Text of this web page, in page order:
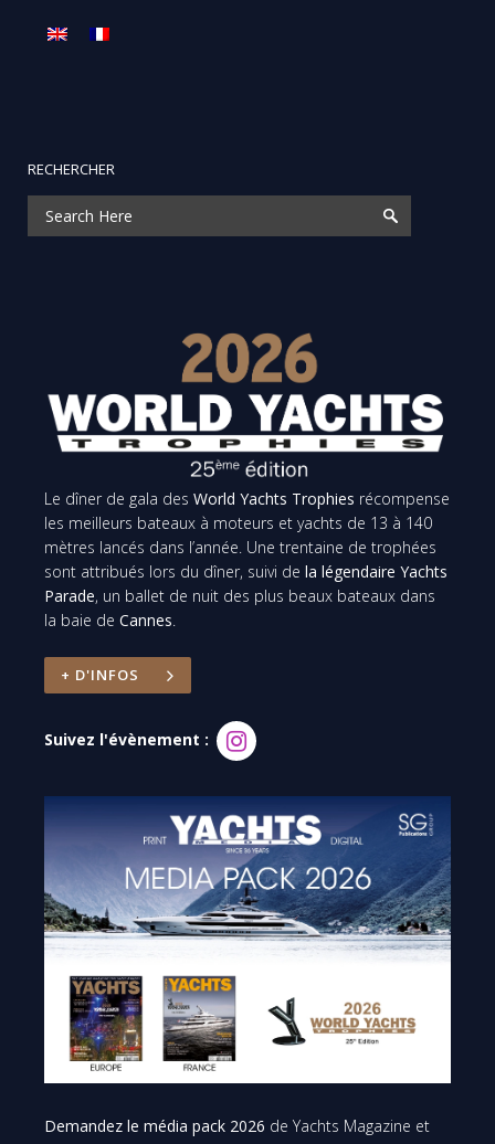
RECHERCHER
Le dîner de gala des World Yachts Trophies récompense
les meilleurs bateaux à moteurs et yachts de 13 à 140
mètres lancés dans l’année. Une trentaine de trophées
sont attribués lors du dîner, suivi de la légendaire Yachts
Parade, un ballet de nuit des plus beaux bateaux dans
la baie de Cannes.
+ D'INFOS
Suivez l'évènement :
Demandez le média pack 2026 de Yachts Magazine et